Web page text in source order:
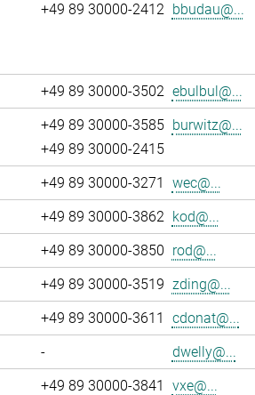
+49 89 30000-2412 bbudau@...
+49 89 30000-3502 ebulbul@...
+49 89 30000-3585
+49 89 30000-2415
burwitz@...
+49 89 30000-3271 wec@...
+49 89 30000-3862 kod@...
+49 89 30000-3850 rod@...
+49 89 30000-3519 zding@...
+49 89 30000-3611 cdonat@...
- dwelly@...
+49 89 30000-3841 vxe@...